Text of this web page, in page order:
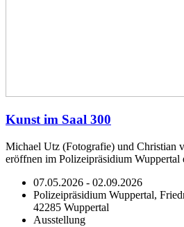
Kunst im Saal 300
Michael Utz (Fotografie) und Christian
eröffnen im Polizeipräsidium Wuppertal
07.05.2026 - 02.09.2026
Polizeipräsidium Wuppertal,
42285 Wuppertal
Ausstellung